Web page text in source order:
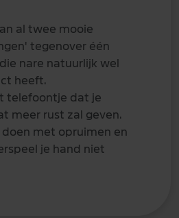
al twee mooie
tegenover één
nare natuurlijk wel
heeft.
telefoontje dat je
meer rust zal geven.
doen met opruimen en
je hand niet